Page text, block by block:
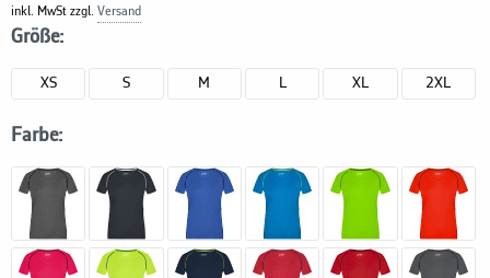
inkl. MwSt zzgl. Versand
Größe:
XS S M L XL 2XL
Farbe: